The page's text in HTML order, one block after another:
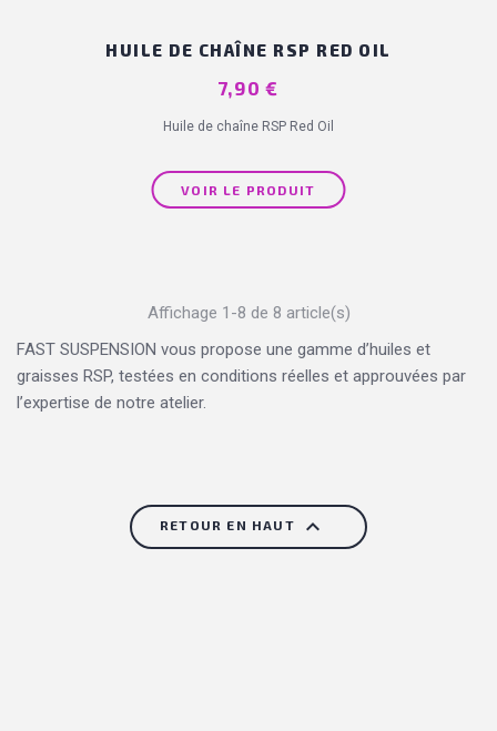
HUILE DE CHAÎNE RSP RED OIL
Prix
7,90 €
Huile de chaîne RSP Red Oil
VOIR LE PRODUIT
Affichage 1-8 de 8 article(s)
FAST SUSPENSION vous propose une gamme d’huiles et
graisses RSP, testées en conditions réelles et approuvées par
l’expertise de notre atelier.
RETOUR EN HAUT 